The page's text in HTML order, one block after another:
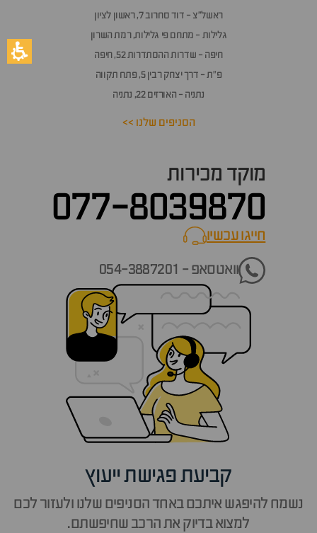
ראשל״צ - דוד סחרוב 7, ראשון לציון
גלילות - מתחם פי גלילות, רמת השרון
חיפה - שדרות ההסתדרות 52, חיפה
פ״ת - דרך יצחק רבין 5, פתח תקווה
נתניה - האורזים 22, נתניה
הסניפים שלנו >>
מוקד מכירות
077-8039870
חייגו עכשיוcall now
וואטסאפ - 054-3887201
קביעת פגישת ייעוץ
נשמח להיפגש איתכם באחד הסניפים שלנו ולעזור לכם
למצוא בדיוק את הרכב שחיפשתם.